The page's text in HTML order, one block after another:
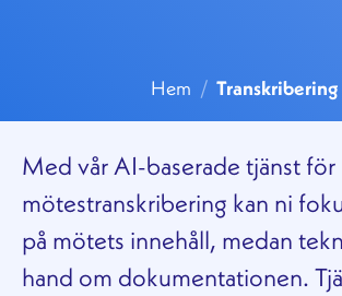
Hem / Transkribering
Med vår AI-baserade tjänst för
mötestranskribering kan ni
på mötets innehåll, medan
hand om dokumentationen.